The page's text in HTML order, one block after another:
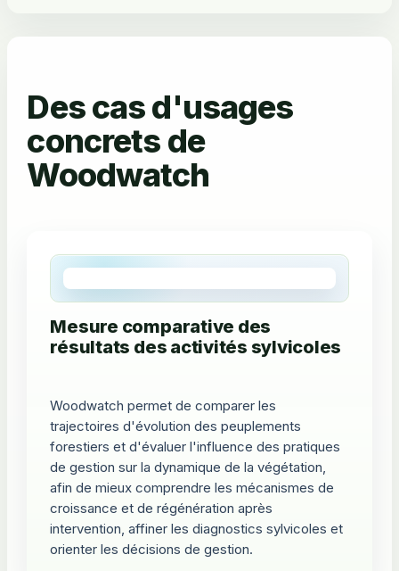
Des cas d'usages
concrets de
Woodwatch
Mesure comparative des
résultats des activités sylvicoles
Woodwatch permet de comparer les
trajectoires d'évolution des peuplements
forestiers et d'évaluer l'influence des pratiques
de gestion sur la dynamique de la végétation,
afin de mieux comprendre les mécanismes de
croissance et de régénération après
intervention, affiner les diagnostics sylvicoles et
orienter les décisions de gestion.